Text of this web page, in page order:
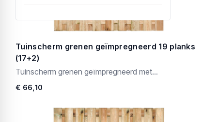
Tuinscherm grenen geïmpregneerd 19 planks
(17+2)
Tuinscherm grenen geïmpregneerd met...
€ 66,10